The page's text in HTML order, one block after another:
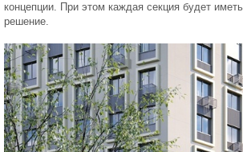
концепции. При этом каждая секция будет
решение.